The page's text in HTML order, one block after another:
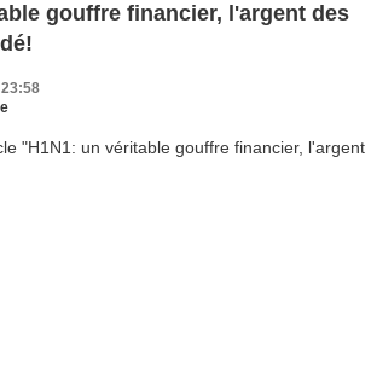
gouffre financier, l'argent des